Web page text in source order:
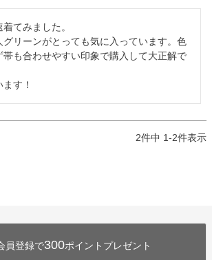
てみました。
グリーンがとっても気に入っています。色
帯も合わせやすい印象で購入して大正解で
す！
2件中 1-2件表示
員登録で300ポイントプレゼント